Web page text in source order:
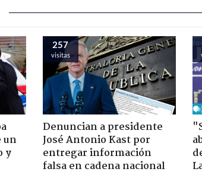
un
y
257
visitas
Denuncian a presidente
José Antonio Kast por
entregar información
falsa en cadena nacional